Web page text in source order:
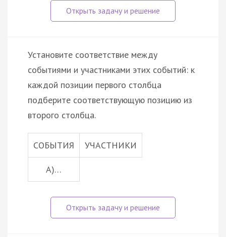
Установите соответствие между
событиями и участниками этих событий: к
каждой позиции первого столбца
подберите соответствующую позицию из
второго столбца.
СОБЫТИЯ УЧАСТНИКИ
A)…